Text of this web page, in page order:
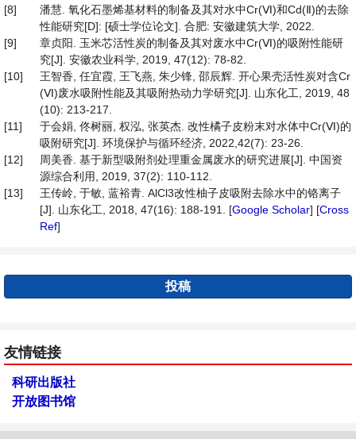
[8]
潘慧. 氧化石墨烯基材料的制备及其对水中Cr(Ⅵ)和Cd(Ⅱ)的去除
性能研究[D]: [硕士学位论文]. 合肥: 安徽建筑大学, 2022.
[9]
章贞阳. 玉米芯活性炭的制备及其对废水中Cr(Ⅵ)的吸附性能研
究[J]. 安徽农业科学, 2019, 47(12): 78-82.
[10]
王智香, 任宜霞, 王飞燕, 朱少锋, 邵辰辉. 开心果壳活性炭对含Cr
(Ⅵ)废水吸附性能及其吸附热动力学研究[J]. 山东化工, 2019, 48
(10): 213-217.
[11]
于会娟, 佟树丽, 权泓, 张英杰. 改性橘子皮粉末对水体中Cr(Ⅵ)的
吸附研究[J]. 环境保护与循环经济, 2022,42(7): 23-26.
[12]
周美香. 基于新型吸附剂处理重金属废水的研究进展[J]. 中国资
源综合利用, 2019, 37(2): 110-112.
[13]
王传岭, 于敏, 蓝裕青. AlCl3改性柚子皮吸附去除水中的铬离子
[J]. 山东化工, 2018, 47(16): 188-191. [Google Scholar] [Cross
Ref]
投稿
友情链接
科研出版社
开放图书馆